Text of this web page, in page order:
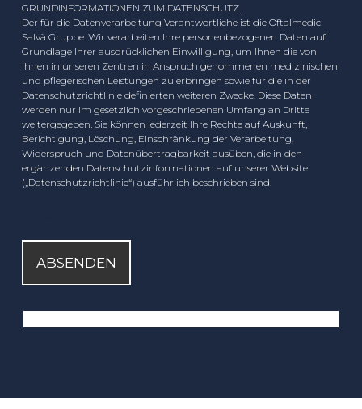
GRUNDINFORMATIONEN ZUM DATENSCHUTZ.
Der für die Datenverarbeitung Verantwortliche ist die Oftalmedic
Salvà Gruppe. Wir verarbeiten Ihre personenbezogenen Daten auf
Grundlage Ihrer ausdrücklichen Einwilligung, um Ihnen die von
Ihnen in unseren Zentren in Anspruch genommenen medizinischen
und pflegerischen Leistungen zu erbringen sowie für die in der
Datenschutzrichtlinie definierten weiteren Zwecke. Diese Daten
werden nur im gesetzlich vorgeschriebenen Umfang an Dritte
weitergegeben. Sie können jederzeit Ihre Rechte auf Auskunft,
Berichtigung, Löschung, Einschränkung der Verarbeitung,
Widerspruch und Datenübertragbarkeit ausüben, die in den
ergänzenden Datenschutzinformationen auf unserer Website
(„Datenschutzrichtlinie“) ausführlich beschrieben sind.